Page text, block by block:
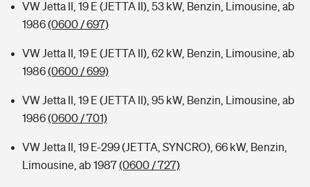
VW Jetta II, 19 E (JETTA II), 53 kW, Benzin, Limousine, ab
1986(0600 / 697)
VW Jetta II, 19 E (JETTA II), 62 kW, Benzin, Limousine, ab
1986(0600 / 699)
VW Jetta II, 19 E (JETTA II), 95 kW, Benzin, Limousine, ab
1986(0600 / 701)
VW Jetta II, 19 E-299 (JETTA, SYNCRO), 66 kW, Benzin,
Limousine, ab 1987(0600 / 727)